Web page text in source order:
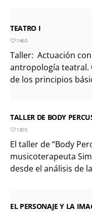
TEATRO I
1460
Taller: Actuación
antropología teatral.
de los principios
TALLER DE BODY
1805
El taller de “Body
musicoterapeuta
desde el análisis de
EL PERSONAJE Y LA